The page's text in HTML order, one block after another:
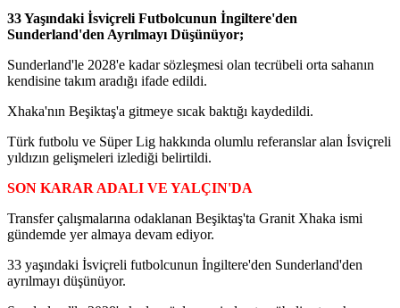
33 Yaşındaki İsviçreli Futbolcunun İngiltere'den
Sunderland'den Ayrılmayı Düşünüyor;
Sunderland'le 2028'e kadar sözleşmesi olan tecrübeli orta sahanın
kendisine takım aradığı ifade edildi.
Xhaka'nın Beşiktaş'a gitmeye sıcak baktığı kaydedildi.
Türk futbolu ve Süper Lig hakkında olumlu referanslar alan İsviçreli
yıldızın gelişmeleri izlediği belirtildi.
SON KARAR ADALI VE YALÇIN'DA
Transfer çalışmalarına odaklanan Beşiktaş'ta Granit Xhaka ismi
gündemde yer almaya devam ediyor.
33 yaşındaki İsviçreli futbolcunun İngiltere'den Sunderland'den
ayrılmayı düşünüyor.